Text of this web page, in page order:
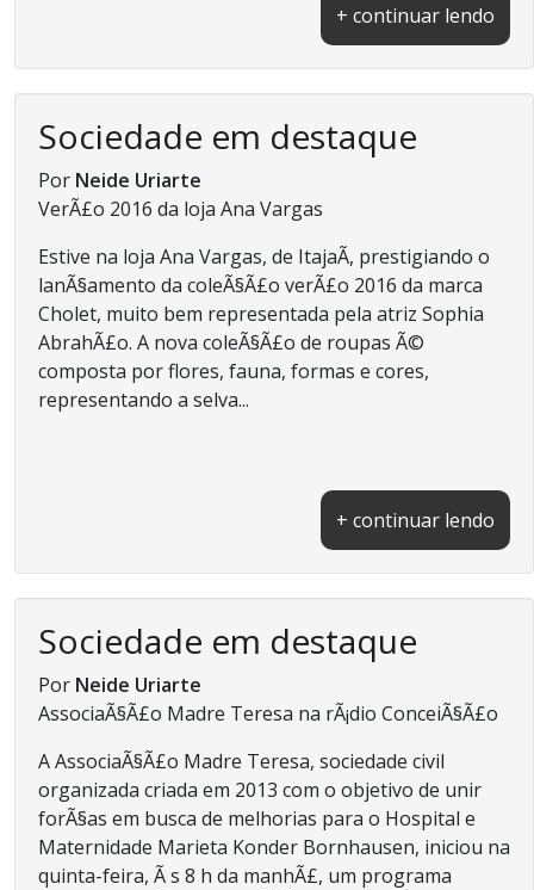
+ continuar lendo
Sociedade em destaque
Por Neide Uriarte
VerÃ£o 2016 da loja Ana Vargas
Estive na loja Ana Vargas, de ItajaÃ­, prestigiando o
lanÃ§amento da coleÃ§Ã£o verÃ£o 2016 da marca
Cholet, muito bem representada pela atriz Sophia
AbrahÃ£o. A nova coleÃ§Ã£o de roupas Ã©
composta por flores, fauna, formas e cores,
representando a selva...
+ continuar lendo
Sociedade em destaque
Por Neide Uriarte
AssociaÃ§Ã£o Madre Teresa na rÃ¡dio ConceiÃ§Ã£o
A AssociaÃ§Ã£o Madre Teresa, sociedade civil
organizada criada em 2013 com o objetivo de unir
forÃ§as em busca de melhorias para o Hospital e
Maternidade Marieta Konder Bornhausen, iniciou na
quinta-feira, Ã s 8 h da manhÃ£, um programa